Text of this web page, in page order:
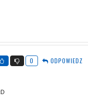
0 ODPOWIEDZ